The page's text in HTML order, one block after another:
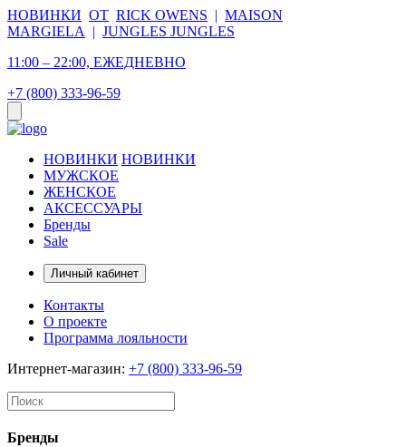
НОВИНКИ ОТ RICK OWENS | MAISON
MARGIELA
| JUNGLES JUNGLES
11:00 – 22:00, ЕЖЕДНЕВНО
+7 (800) 333-96-59
НОВИНКИ НОВИНКИ
МУЖСКОЕ
ЖЕНСКОЕ
АКСЕССУАРЫ
Бренды
Sale
Личный кабинет
Контакты
О проекте
Программа лояльности
Интернет-магазин: +7 (800) 333-96-59
Бренды